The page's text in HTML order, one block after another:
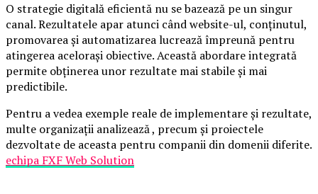
O strategie digitală eficientă nu se bazează pe un singur
canal. Rezultatele apar atunci când website-ul, conținutul,
promovarea și automatizarea lucrează împreună pentru
atingerea acelorași obiective. Această abordare integrată
permite obținerea unor rezultate mai stabile și mai
predictibile.
Pentru a vedea exemple reale de implementare și rezultate,
multe organizații analizează , precum și proiectele
dezvoltate de aceasta pentru companii din domenii diferite.
echipa FXF Web Solution